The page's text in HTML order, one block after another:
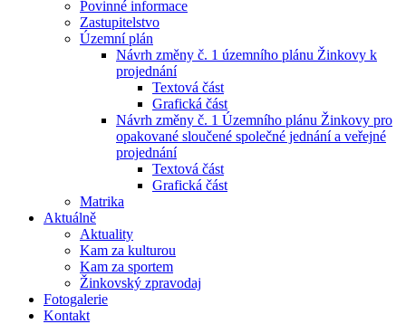
Povinné informace
Zastupitelstvo
Územní plán
Návrh změny č. 1 územního plánu Žinkovy k
projednání
Textová část
Grafická část
Návrh změny č. 1 Územního plánu Žinkovy pro
opakované sloučené společné jednání a veřejné
projednání
Textová část
Grafická část
Matrika
Aktuálně
Aktuality
Kam za kulturou
Kam za sportem
Žinkovský zpravodaj
Fotogalerie
Kontakt